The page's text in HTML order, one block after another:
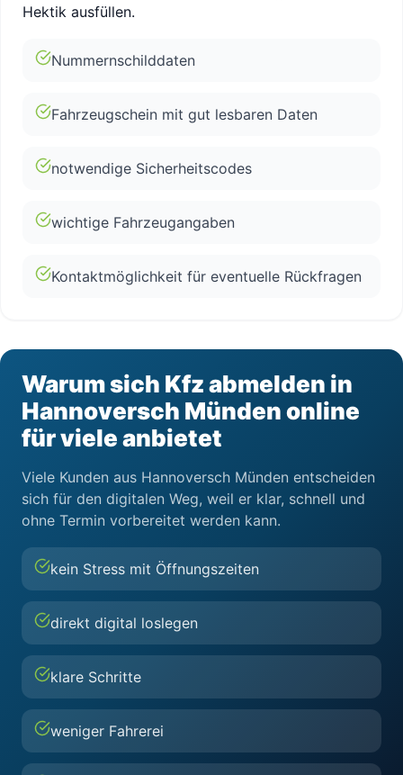
Hektik ausfüllen.
Nummernschilddaten
Fahrzeugschein mit gut lesbaren Daten
notwendige Sicherheitscodes
wichtige Fahrzeugangaben
Kontaktmöglichkeit für eventuelle Rückfragen
Warum sich Kfz abmelden in
Hannoversch Münden online
für viele anbietet
Viele Kunden aus Hannoversch Münden entscheiden
sich für den digitalen Weg, weil er klar, schnell und
ohne Termin vorbereitet werden kann.
kein Stress mit Öffnungszeiten
direkt digital loslegen
klare Schritte
weniger Fahrerei